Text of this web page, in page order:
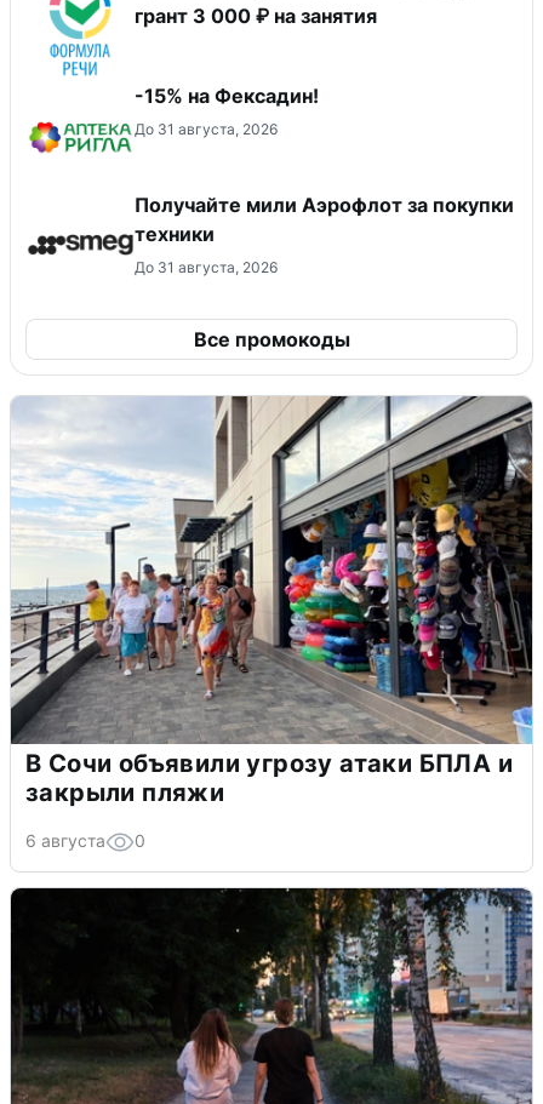
грант 3 000 ₽ на занятия
-15% на Фексадин!
До 31 августа, 2026
Получайте мили Аэрофлот за покупки
техники
До 31 августа, 2026
Все промокоды
В Сочи объявили угрозу атаки БПЛА и
закрыли пляжи
6 августа 0